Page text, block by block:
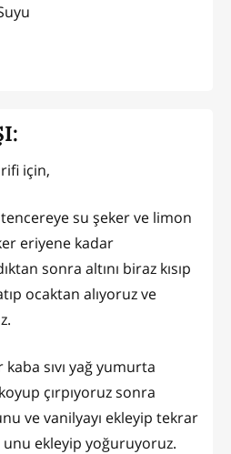
için,
su şeker ve limon
eriyene kadar
sonra altını biraz kısıp
ocaktan alıyoruz ve
sıvı yağ yumurta
çırpıyoruz sonra
ve vanilyayı ekleyip tekrar
unu ekleyip yoğuruyoruz.